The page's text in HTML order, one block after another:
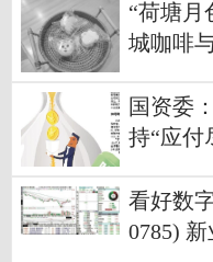
“荷塘月
城咖啡
国资委
持“应付
看好数
0785)